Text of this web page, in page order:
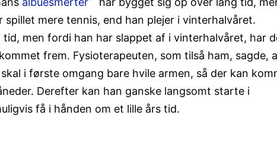
mere tennis, end han plejer i vinterhalvåret.
men fordi han har slappet af i vinterhalvåret, har
frem. Fysioterapeuten, som tilså ham, sagde,
i første omgang bare hvile armen, så der kan
Derefter kan han ganske langsomt starte i
få i hånden om et lille års tid.